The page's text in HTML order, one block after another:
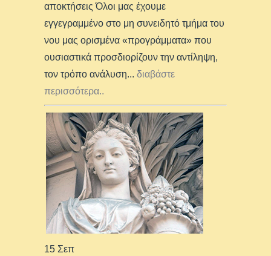
αποκτήσεις Όλοι μας έχουμε
εγγεγραμμένο στο μη συνειδητό τμήμα του
νου μας ορισμένα «προγράμματα» που
ουσιαστικά προσδιορίζουν την αντίληψη,
τον τρόπο ανάλυση... διαβάστε
περισσότερα..
15 Σεπ